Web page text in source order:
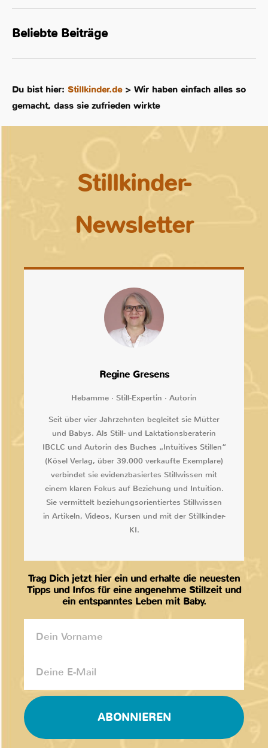
Beliebte Beiträge
Du bist hier: Stillkinder.de> Wir haben einfach alles so
gemacht, dass sie zufrieden wirkte
Stillkinder-
Newsletter
Regine Gresens
Hebamme · Still-Expertin · Autorin
Seit über vier Jahrzehnten begleitet sie Mütter
und Babys. Als Still- und Laktationsberaterin
IBCLC und Autorin des Buches „Intuitives Stillen“
(Kösel Verlag, über 39.000 verkaufte Exemplare)
verbindet sie evidenzbasiertes Stillwissen mit
einem klaren Fokus auf Beziehung und Intuition.
Sie vermittelt beziehungsorientiertes Stillwissen
in Artikeln, Videos, Kursen und mit der Stillkinder-
KI.
Trag Dich jetzt hier ein und erhalte die neuesten
Tipps und Infos für eine angenehme Stillzeit und
ein entspanntes Leben mit Baby.
ABONNIEREN